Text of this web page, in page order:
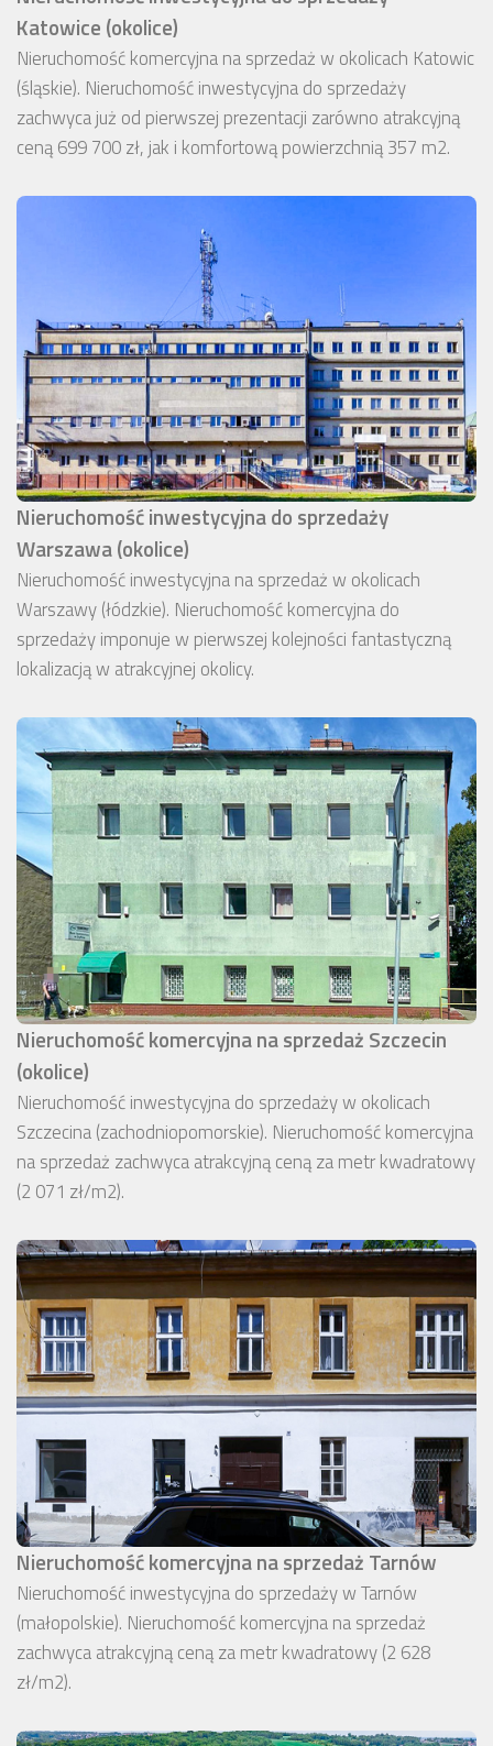
Katowice (okolice)
Nieruchomość komercyjna na sprzedaż w okolicach Katowic
(śląskie). Nieruchomość inwestycyjna do sprzedaży
zachwyca już od pierwszej prezentacji zarówno atrakcyjną
ceną 699 700 zł, jak i komfortową powierzchnią 357 m2.
Nieruchomość inwestycyjna do sprzedaży
Warszawa (okolice)
Nieruchomość inwestycyjna na sprzedaż w okolicach
Warszawy (łódzkie). Nieruchomość komercyjna do
sprzedaży imponuje w pierwszej kolejności fantastyczną
lokalizacją w atrakcyjnej okolicy.
Nieruchomość komercyjna na sprzedaż Szczecin
(okolice)
Nieruchomość inwestycyjna do sprzedaży w okolicach
Szczecina (zachodniopomorskie). Nieruchomość komercyjna
na sprzedaż zachwyca atrakcyjną ceną za metr kwadratowy
(2 071 zł/m2).
Nieruchomość komercyjna na sprzedaż Tarnów
Nieruchomość inwestycyjna do sprzedaży w Tarnów
(małopolskie). Nieruchomość komercyjna na sprzedaż
zachwyca atrakcyjną ceną za metr kwadratowy (2 628
zł/m2).